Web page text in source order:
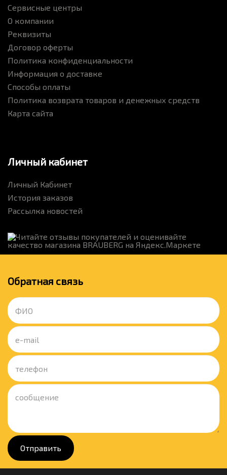
Сервисные центры
О компании
Реквизиты
Договор оферты
Политика конфиденциальности
Информация о доставке
Способы оплаты
Политика возврата товаров и денежных средств
Карта сайта
Личный кабинет
Личный Кабинет
История заказов
Рассылка новостей
Обратная связь
Отправить